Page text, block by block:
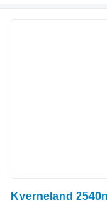
Kverneland